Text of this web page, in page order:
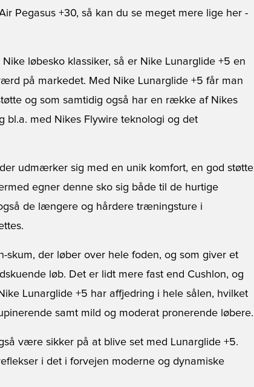
Pegasus +30, så kan du se meget mere lige her -
løbesko klassiker, så er Nike Lunarglide +5 en
på markedet. Med Nike Lunarglide +5 får man
og som samtidig også har en række af Nikes
bl.a. med Nikes Flywire teknologi og det
udmærker sig med en unik komfort, en god støtte
egner denne sko sig både til de hurtige
de længere og hårdere træningsture i
skum, der løber over hele foden, og som giver et
løb. Det er lidt mere fast end Cushlon, og
Lunarglide +5 har affjedring i hele sålen, hvilket
samt mild og moderat pronerende løbere.
være sikker på at blive set med Lunarglide +5.
i det i forvejen moderne og dynamiske